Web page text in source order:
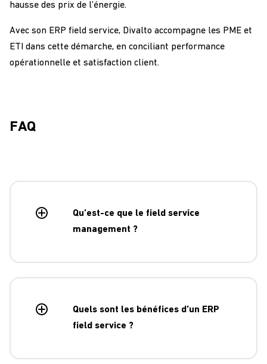
hausse des prix de l’énergie.
Avec son ERP field service, Divalto accompagne les PME et
ETI dans cette démarche, en conciliant performance
opérationnelle et satisfaction client.
FAQ
Qu’est-ce que le field service
management ?
processus de planification, d’exécution et de suivi des
interventions terrain.
Quels sont les bénéfices d’un ERP
field service ?